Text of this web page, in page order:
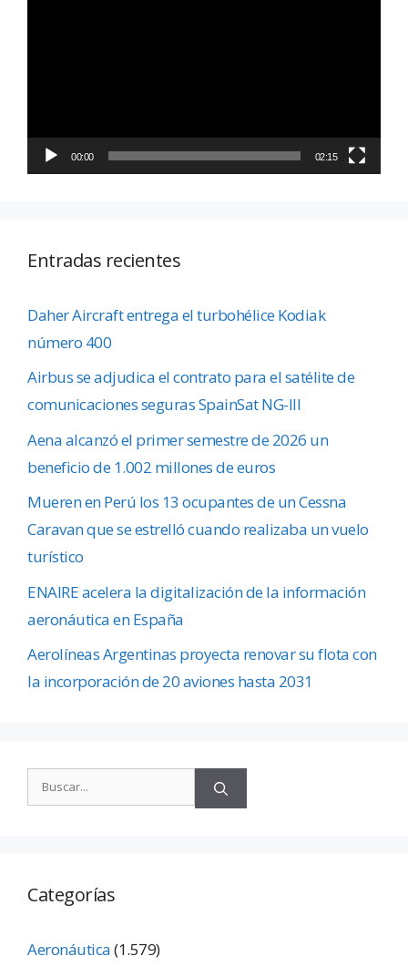
00:00 02:15
Entradas recientes
Daher Aircraft entrega el turbohélice Kodiak
número 400
Airbus se adjudica el contrato para el satélite de
comunicaciones seguras SpainSat NG-III
Aena alcanzó el primer semestre de 2026 un
beneficio de 1.002 millones de euros
Mueren en Perú los 13 ocupantes de un Cessna
Caravan que se estrelló cuando realizaba un vuelo
turístico
ENAIRE acelera la digitalización de la información
aeronáutica en España
Aerolíneas Argentinas proyecta renovar su flota con
la incorporación de 20 aviones hasta 2031
Categorías
Aeronáutica(1.579)